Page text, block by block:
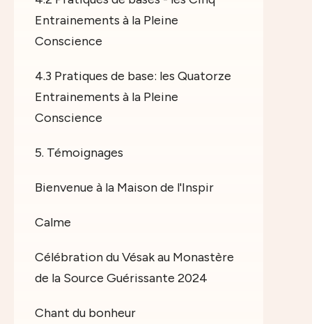
Entrainements à la Pleine
Conscience
4.3 Pratiques de base: les Quatorze
Entrainements à la Pleine
Conscience
5. Témoignages
Bienvenue à la Maison de l'Inspir
Calme
Célébration du Vésak au Monastère
de la Source Guérissante 2024
Chant du bonheur